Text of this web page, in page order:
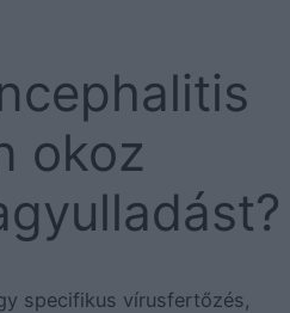
okoz
specifikus vírusfertőzés,